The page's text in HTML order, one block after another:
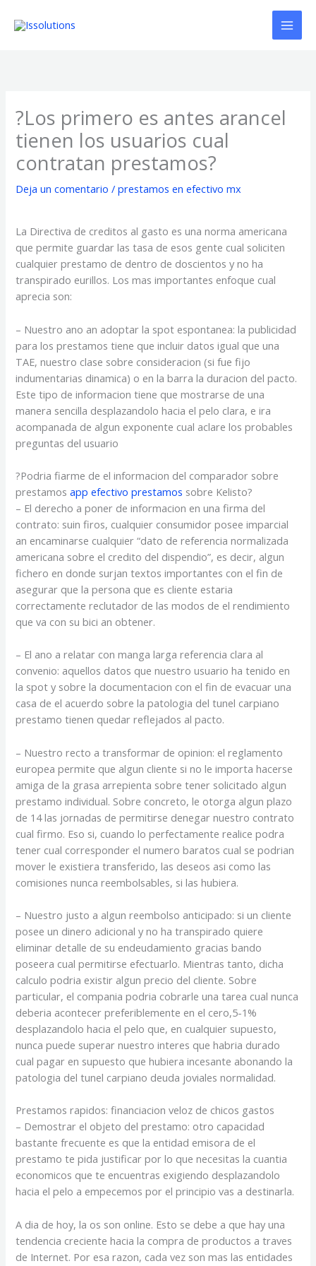
?Los primero es antes arancel
tienen los usuarios cual
contratan prestamos?
Deja un comentario /prestamos en efectivo mx
La Directiva de creditos al gasto es una norma americana
que permite guardar las tasa de esos gente cual soliciten
cualquier prestamo de dentro de doscientos y no ha
transpirado eurillos. Los mas importantes enfoque cual
aprecia son:
– Nuestro ano an adoptar la spot espontanea: la publicidad
para los prestamos tiene que incluir datos igual que una
TAE, nuestro clase sobre consideracion (si fue fijo
indumentarias dinamica) o en la barra la duracion del pacto.
Este tipo de informacion tiene que mostrarse de una
manera sencilla desplazandolo hacia el pelo clara, e ira
acompanada de algun exponente cual aclare los probables
preguntas del usuario
?Podria fiarme de el informacion del comparador sobre
prestamosapp efectivo prestamos sobre Kelisto?
– El derecho a poner de informacion en una firma del
contrato: suin firos, cualquier consumidor posee imparcial
an encaminarse cualquier “dato de referencia normalizada
americana sobre el credito del dispendio”, es decir, algun
fichero en donde surjan textos importantes con el fin de
asegurar que la persona que es cliente estaria
correctamente reclutador de las modos de el rendimiento
que va con su bici an obtener.
– El ano a relatar con manga larga referencia clara al
convenio: aquellos datos que nuestro usuario ha tenido en
la spot y sobre la documentacion con el fin de evacuar una
casa de el acuerdo sobre la patologi­a del tunel carpiano
prestamo tienen quedar reflejados al pacto.
– Nuestro recto a transformar de opinion: el reglamento
europea permite que algun cliente si no le importa hacerse
amiga de la grasa arrepienta sobre tener solicitado algun
prestamo individual. Sobre concreto, le otorga algun plazo
de 14 las jornadas de permitirse denegar nuestro contrato
cual firmo. Eso si, cuando lo perfectamente realice podra
tener cual corresponder el numero baratos cual se podri­an
mover le existiera transferido, las deseos asi­ como las
comisiones nunca reembolsables, si las hubiera.
– Nuestro justo a algun reembolso anticipado: si un cliente
posee un dinero adicional y no ha transpirado quiere
eliminar detalle de su endeudamiento gracias bando
poseera cual permitirse efectuarlo. Mientras tanto, dicha
calculo podria existir algun precio del cliente. Sobre
particular, el compania podria cobrarle una tarea cual nunca
deberia acontecer preferiblemente en el cero,5-1%
desplazandolo hacia el pelo que, en cualquier supuesto,
nunca puede superar nuestro interes que habria durado
cual pagar en supuesto que hubiera incesante abonando la
patologi­a del tunel carpiano deuda joviales normalidad.
Prestamos rapidos: financiacion veloz de chicos gastos
– Demostrar el objeto del prestamo: otro capacidad
bastante frecuente es que la entidad emisora de el
prestamo te pida justificar por lo que necesitas la cuantia
economicos que te encuentras exigiendo desplazandolo
hacia el pelo a empecemos por el principio vas a destinarla.
A dia de hoy, la os son online. Esto se debe a que hay una
tendencia creciente hacia la compra de productos a traves
de Internet. Por esa razon, cada vez son mas las entidades